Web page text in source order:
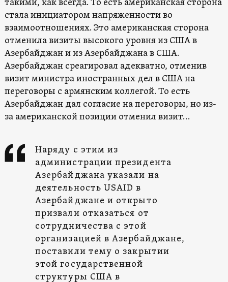
такими, как всегда. То есть американская сторона
стала инициатором напряженности во
взаимоотношениях. Это американская сторона
отменила визиты высокого уровня из США в
Азербайджан и из Азербайджана в США.
Азербайджан среагировал адекватно, отменив
визит министра иностранных дел в США на
переговоры с армянским коллегой. То есть
Азербайджан дал согласие на переговоры, но из-
за американской позиции отменил визит…
Наряду с этим из
администрации президента
Азербайджана указали на
деятельность USAID в
Азербайджане и открыто
призвали отказаться от
сотрудничества с этой
организацией в Азербайджане,
поставили тему о закрытии
этой государственной
структуры США в